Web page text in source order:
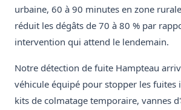
urbaine, 60 à 90 minutes en zone
réduit les dégâts de 70 à 80 % par
intervention qui attend le lendemain.
Notre détection de fuite Hampteau
véhicule équipé pour stopper les fuites
kits de colmatage temporaire, vannes